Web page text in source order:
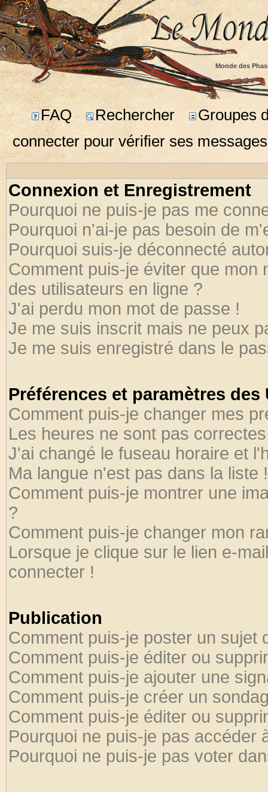
Monde des
FAQ Rechercher
Groupes
connecter pour vérifier ses
Connexion et Enregistrement
Pourquoi ne puis-je pas me
Pourquoi n'ai-je pas besoin de
Pourquoi suis-je déconnecté
Comment puis-je éviter que mon
des utilisateurs en ligne ?
J'ai perdu mon mot de passe !
Je me suis inscrit mais ne peux
Je me suis enregistré dans le
Préférences et paramètres
Comment puis-je changer mes
Les heures ne sont pas
J'ai changé le fuseau horaire et
Ma langue n'est pas dans la liste !
Comment puis-je montrer une
?
Comment puis-je changer mon
Lorsque je clique sur le lien e-
connecter !
Publication
Comment puis-je poster un sujet
Comment puis-je éditer ou
Comment puis-je ajouter une
Comment puis-je créer un
Comment puis-je éditer ou
Pourquoi ne puis-je pas accéder
Pourquoi ne puis-je pas voter